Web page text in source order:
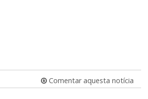
Comentar aquesta notícia